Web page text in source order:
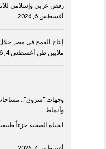
رفض عربي وإسلامي
أغسطس 6, 2026
ملايين طن أغسطس 4, 2026
وجهات “شروق”..
وأنماط
الحياة الصحية جزءاً